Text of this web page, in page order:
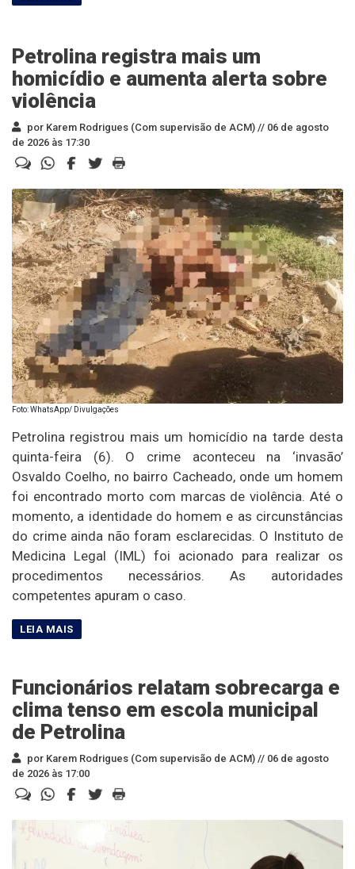
Petrolina registra mais um
homicídio e aumenta alerta sobre
violência
por Karem Rodrigues (Com supervisão de ACM) // 06 de agosto
de 2026 às 17:30
Foto: WhatsApp/ Divulgações
Petrolina registrou mais um homicídio na tarde desta
quinta-feira (6). O crime aconteceu na ‘invasão’
Osvaldo Coelho, no bairro Cacheado, onde um homem
foi encontrado morto com marcas de violência. Até o
momento, a identidade do homem e as circunstâncias
do crime ainda não foram esclarecidas. O Instituto de
Medicina Legal (IML) foi acionado para realizar os
procedimentos necessários. As autoridades
competentes apuram o caso.
Funcionários relatam sobrecarga e
clima tenso em escola municipal
de Petrolina
por Karem Rodrigues (Com supervisão de ACM) // 06 de agosto
de 2026 às 17:00